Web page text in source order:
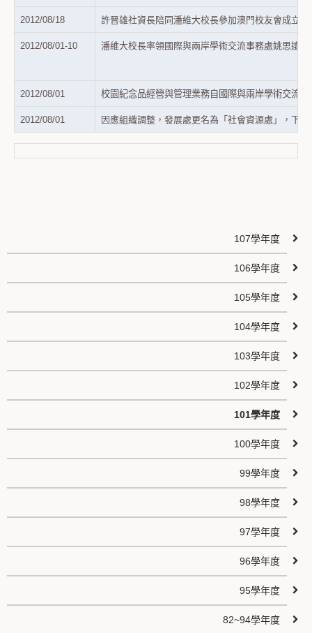
2012/08/18 許晉雄社資長陪同潘維大校長參加澳門校友會成立
2012/08/01-10 潘維大校長率領國際與兩岸學術交流事務處姚思遠
2012/08/01 校園紀念品經營與管理業務自國際與兩岸學術交流
2012/08/01 因應組織調整，發展處更名為「社會資源處」，下
107學年度
106學年度
105學年度
104學年度
103學年度
102學年度
101學年度
100學年度
99學年度
98學年度
97學年度
96學年度
95學年度
82~94學年度